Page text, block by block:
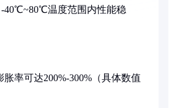
-40℃~80℃温度范围内性能稳
率可达200%-300%（具体数值